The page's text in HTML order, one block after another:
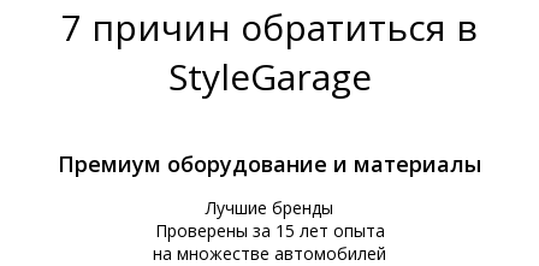
7 причин обратиться в
StyleGarage
Премиум оборудование и материалы
Лучшие бренды
Проверены за 15 лет опыта
на множестве автомобилей